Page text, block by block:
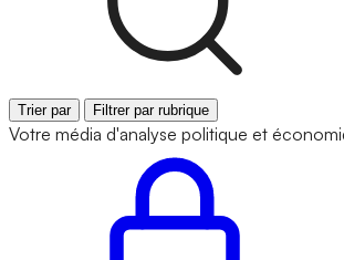
Trier par Filtrer par rubrique
Votre média d'analyse politique et